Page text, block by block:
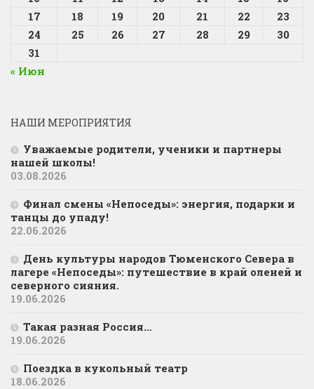
17
18 19 20 21 22
23
24
25 26 27 28 29
30
31
« Июн
НАШИ МЕРОПРИЯТИЯ
Уважаемые родители, ученики и партнеры
нашей школы!
03.08.2026
Финал смены «Непоседы»: энергия, подарки и
танцы до упаду!
22.06.2026
День культуры народов Тюменского Севера в
лагере «Непоседы»: путешествие в край оленей и
северного сияния.
19.06.2026
Такая разная Россия…
19.06.2026
Поездка в кукольный театр
18.06.2026